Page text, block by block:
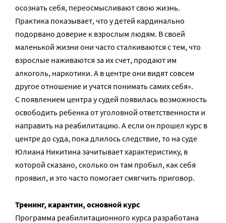
осознать себя, переосмысливают свою жизнь.
Практика показывает, что у детей кардинально
подорвано доверие к взрослым людям. В своей
маленькой жизни они часто сталкиваются с тем, что
взрослые наживаются за их счет, продают им
алкоголь, наркотики. А в центре они видят совсем
другое отношение и учатся понимать самих себя».
С появлением центра у судей появилась возможность
освободить ребенка от уголовной ответственности и
направить на реабилитацию. А если он прошел курс в
центре до суда, пока длилось следствие, то на суде
Юлиана Никитина зачитывает характеристику, в
которой сказано, сколько он там пробыл, как себя
проявил, и это часто помогает смягчить приговор.
Тренинг, карантин, основной курс
Программа реабилитационного курса разработана